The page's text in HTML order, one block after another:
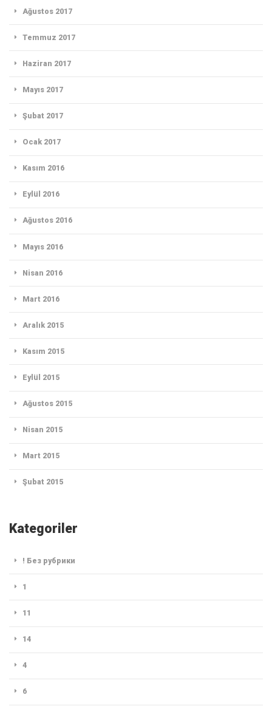
Ağustos 2017
Temmuz 2017
Haziran 2017
Mayıs 2017
Şubat 2017
Ocak 2017
Kasım 2016
Eylül 2016
Ağustos 2016
Mayıs 2016
Nisan 2016
Mart 2016
Aralık 2015
Kasım 2015
Eylül 2015
Ağustos 2015
Nisan 2015
Mart 2015
Şubat 2015
Kategoriler
! Без рубрики
1
11
14
4
6